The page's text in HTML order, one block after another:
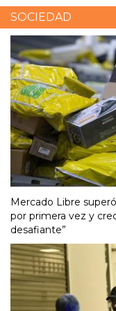
SOCIEDAD
Mercado Libre
por primera vez y
desafiante”